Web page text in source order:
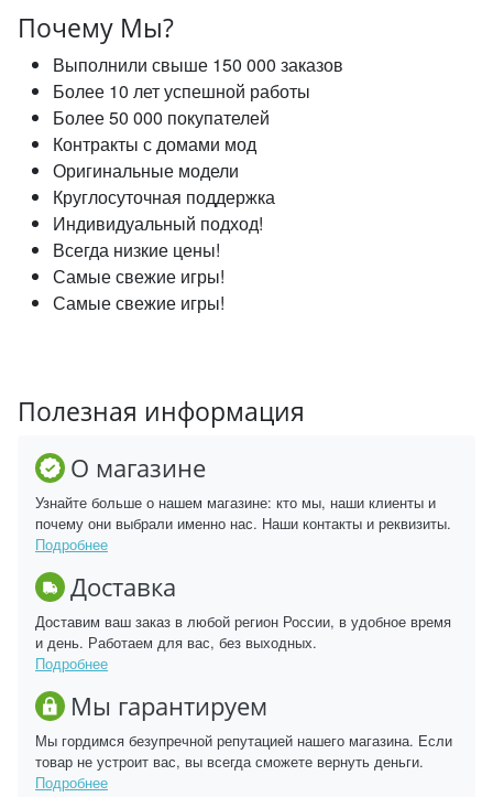
Почему Мы?
Выполнили свыше 150 000 заказов
Более 10 лет успешной работы
Более 50 000 покупателей
Контракты с домами мод
Оригинальные модели
Круглосуточная поддержка
Индивидуальный подход!
Всегда низкие цены!
Самые свежие игры!
Самые свежие игры!
Полезная информация
О магазине
Узнайте больше о нашем магазине: кто мы, наши клиенты и
почему они выбрали именно нас. Наши контакты и реквизиты.
Подробнее
Доставка
Доставим ваш заказ в любой регион России, в удобное время
и день. Работаем для вас, без выходных.
Подробнее
Мы гарантируем
Мы гордимся безупречной репутацией нашего магазина. Если
товар не устроит вас, вы всегда сможете вернуть деньги.
Подробнее